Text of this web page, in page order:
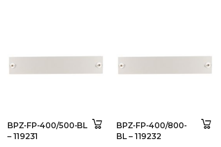
BPZ-FP-400/500-BL
– 119231
BPZ-FP-400/800-
BL – 119232